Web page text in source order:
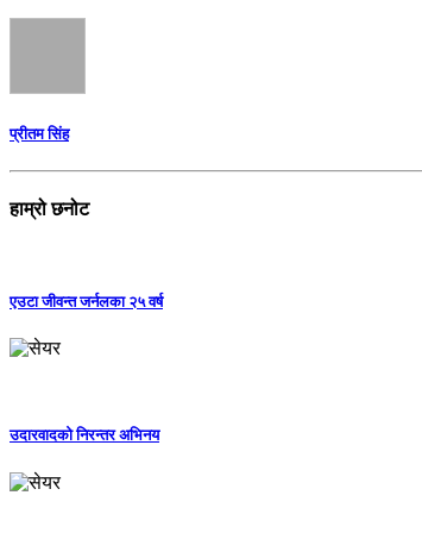
प्रीतम सिंह
हाम्रो छनोट
एउटा जीवन्त जर्नलका २५ वर्ष
उदारवादको निरन्तर अभिनय